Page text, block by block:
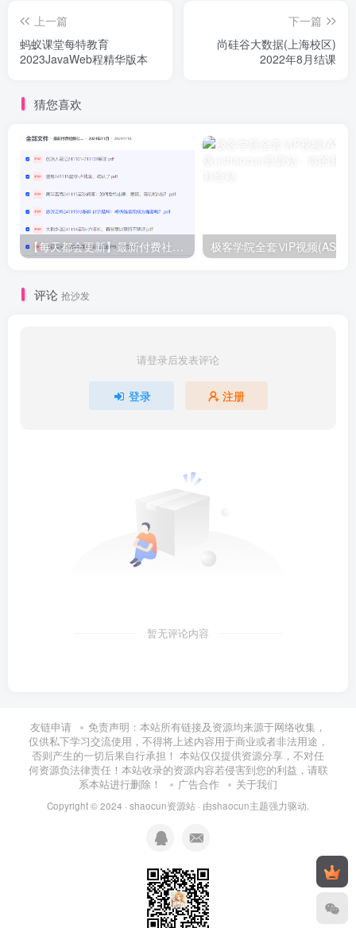
上一篇
蚂蚁课堂每特教育
2023JavaWeb程精华版本
下一篇
尚硅谷大数据(上海校区)
2022年8月结课
猜您喜欢
【每天都会更新】最新付费社群公众号文章 极客学院全套ⅥP视频(AS版)
评论 抢沙发
请登录后发表评论
登录 注册
暂无评论内容
友链申请
免责声明：本站所有链接及资源均来源于网络收集，
仅供私下学习交流使用，不得将上述内容用于商业或者非法用途，
否则产生的一切后果自行承担！ 本站仅仅提供资源分享，不对任
何资源负法律责任！本站收录的资源内容若侵害到您的利益，请联
系本站进行删除！
广告合作 关于我们
Copyright © 2024 · shaocun资源站 · 由shaocun主题强力驱动.